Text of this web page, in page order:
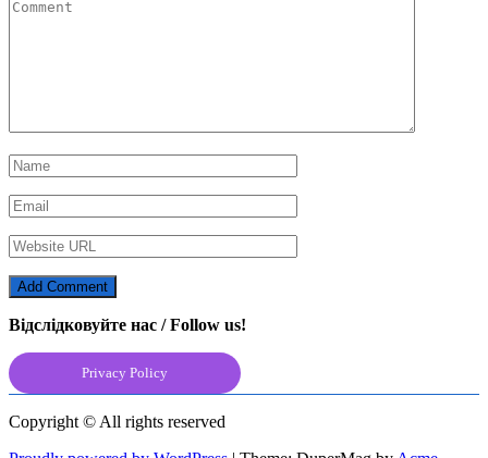
Відслідковуйте нас / Follow us!
Privacy Policy
Copyright © All rights reserved